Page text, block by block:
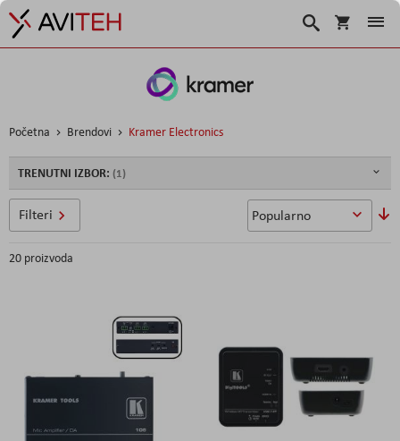
Košarica
Traži
Početna Brendovi Kramer Electronics
20 proizvoda
Filteri
TRENUTNI IZBOR: